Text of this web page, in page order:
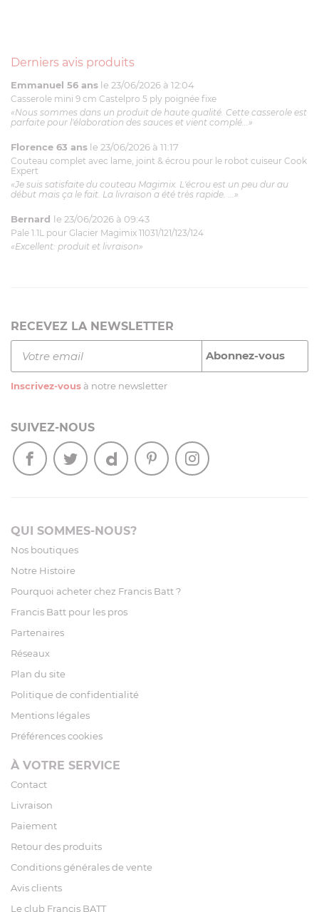
Derniers avis produits
Emmanuel 56 ans le 23/06/2026 à 12:04
Casserole mini 9 cm Castelpro 5 ply poignée fixe
«Nous sommes dans un produit de haute qualité. Cette casserole est
parfaite pour l'élaboration des sauces et vient complé...»
Florence 63 ans le 23/06/2026 à 11:17
Couteau complet avec lame, joint & écrou pour le robot cuiseur Cook
Expert
«Je suis satisfaite du couteau Magimix. L'écrou est un peu dur au
début mais ça le fait. La livraison a été très rapide. ...»
Bernard le 23/06/2026 à 09:43
Pale 1.1L pour Glacier Magimix 11031/121/123/124
«Excellent: produit et livraison»
RECEVEZ LA NEWSLETTER
Inscrivez-vous à notre newsletter
SUIVEZ-NOUS
QUI SOMMES-NOUS?
Nos boutiques
Notre Histoire
Pourquoi acheter chez Francis Batt ?
Francis Batt pour les pros
Partenaires
Réseaux
Plan du site
Politique de confidentialité
Mentions légales
Préférences cookies
À VOTRE SERVICE
Contact
Livraison
Paiement
Retour des produits
Conditions générales de vente
Avis clients
Le club Francis BATT